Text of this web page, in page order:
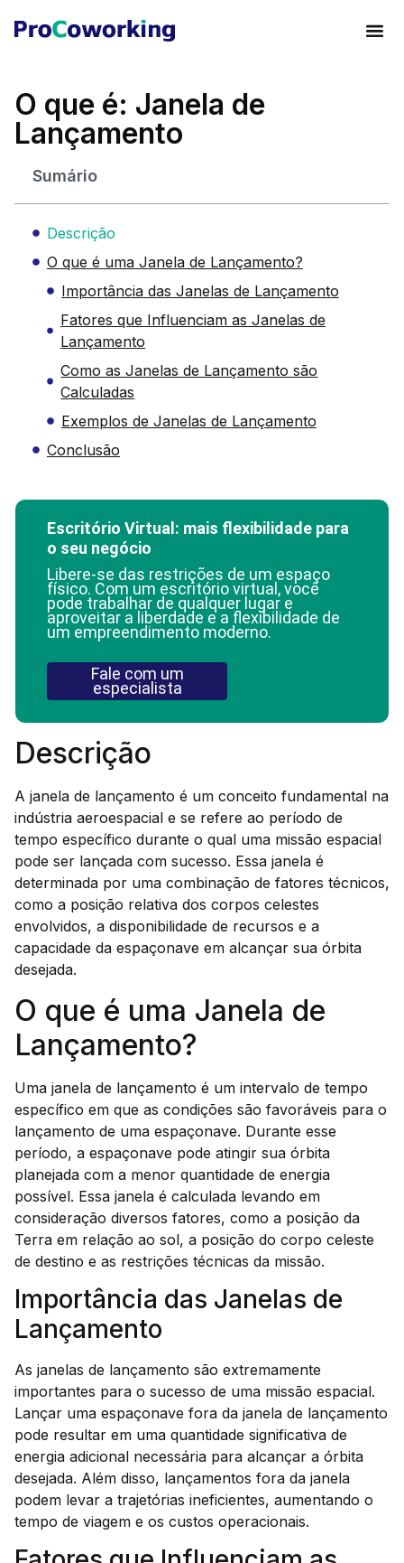
O que é: Janela de
Lançamento
Sumário
Descrição
O que é uma Janela de Lançamento?
Importância das Janelas de Lançamento
Fatores que Influenciam as Janelas de
Lançamento
Como as Janelas de Lançamento são
Calculadas
Exemplos de Janelas de Lançamento
Conclusão
Escritório Virtual: mais flexibilidade para
o seu negócio
Libere-se das restrições de um espaço
físico. Com um escritório virtual, você
pode trabalhar de qualquer lugar e
aproveitar a liberdade e a flexibilidade de
um empreendimento moderno.
Fale com um
especialista
Descrição
A janela de lançamento é um conceito fundamental na
indústria aeroespacial e se refere ao período de
tempo específico durante o qual uma missão espacial
pode ser lançada com sucesso. Essa janela é
determinada por uma combinação de fatores técnicos,
como a posição relativa dos corpos celestes
envolvidos, a disponibilidade de recursos e a
capacidade da espaçonave em alcançar sua órbita
desejada.
O que é uma Janela de
Lançamento?
Uma janela de lançamento é um intervalo de tempo
específico em que as condições são favoráveis para o
lançamento de uma espaçonave. Durante esse
período, a espaçonave pode atingir sua órbita
planejada com a menor quantidade de energia
possível. Essa janela é calculada levando em
consideração diversos fatores, como a posição da
Terra em relação ao sol, a posição do corpo celeste
de destino e as restrições técnicas da missão.
Importância das Janelas de
Lançamento
As janelas de lançamento são extremamente
importantes para o sucesso de uma missão espacial.
Lançar uma espaçonave fora da janela de lançamento
pode resultar em uma quantidade significativa de
energia adicional necessária para alcançar a órbita
desejada. Além disso, lançamentos fora da janela
podem levar a trajetórias ineficientes, aumentando o
tempo de viagem e os custos operacionais.